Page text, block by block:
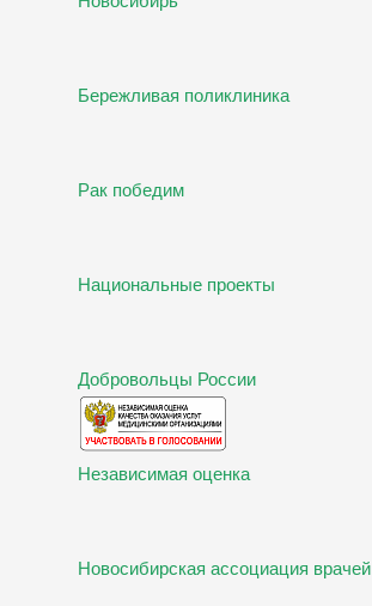
Бережливая поликлиника
Рак победим
Национальные проекты
Добровольцы России
Независимая оценка
Новосибирская ассоциация врачей